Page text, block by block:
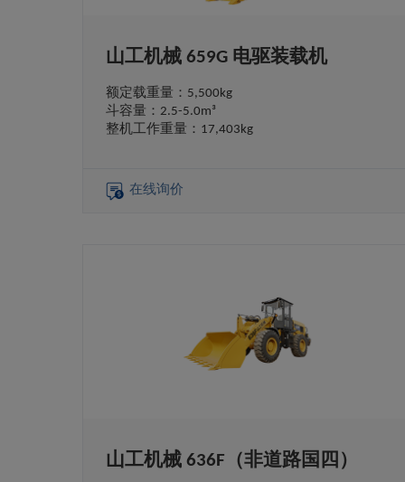
山工机械 659G 电驱装载机
额定载重量：5,500kg
斗容量：2.5-5.0m³
整机工作重量：17,403kg
在线询价
山工机械 636F（非道路国四）